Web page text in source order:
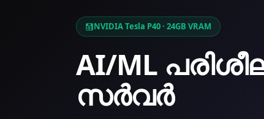
NVIDIA Tesla P40 · 24GB VRAM
AI/ML
സര്‍വര്‍